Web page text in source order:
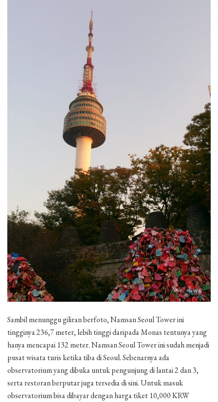
Sambil menunggu giliran berfoto, Namsan Seoul Tower ini
tingginya 236,7 meter, lebih tinggi daripada Monas tentunya yang
hanya mencapai 132 meter. Namsan Seoul Tower ini sudah menjadi
pusat wisata turis ketika tiba di Seoul. Sebenarnya ada
observatorium yang dibuka untuk pengunjung di lantai 2 dan 3,
serta restoran berputar juga tersedia di sini. Untuk masuk
observatorium bisa dibayar dengan harga tiket 10,000 KRW